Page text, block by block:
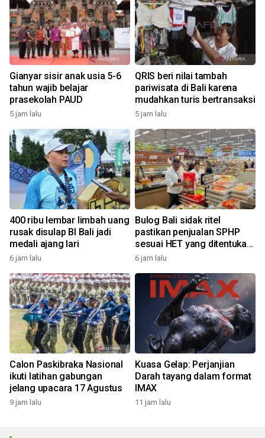
Gianyar sisir anak usia 5-6
tahun wajib belajar
prasekolah PAUD
5 jam lalu
QRIS beri nilai tambah
pariwisata di Bali karena
mudahkan turis bertransaksi
5 jam lalu
400 ribu lembar limbah uang
rusak disulap BI Bali jadi
medali ajang lari
6 jam lalu
Bulog Bali sidak ritel
pastikan penjualan SPHP
sesuai HET yang ditentukan
pemerintah
6 jam lalu
Calon Paskibraka Nasional
ikuti latihan gabungan
jelang upacara 17 Agustus
9 jam lalu
Kuasa Gelap: Perjanjian
Darah tayang dalam format
IMAX
11 jam lalu